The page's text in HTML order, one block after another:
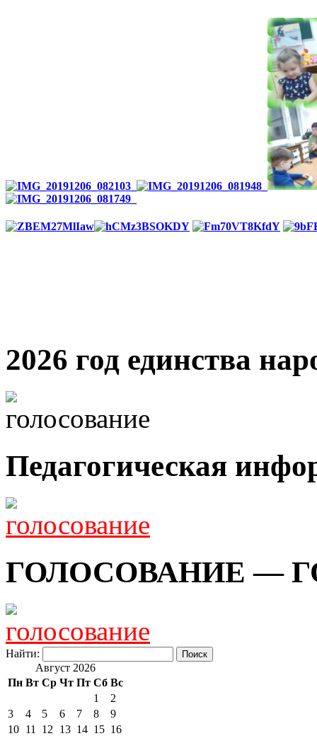
2026 год единства
Педагогическая
ГОЛОСОВАНИЕ —
Найти:
Август 2026
Пн Вт Ср Чт Пт Сб Вс
1
2
3
4 5 6 7 8
9
10 11 12 13 14 15 16